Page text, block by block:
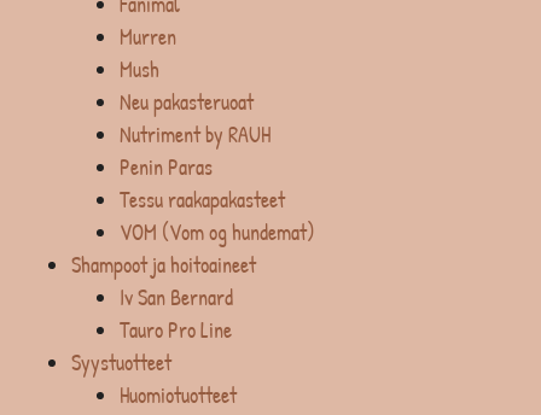
Murren
Mush
Neu pakasteruoat
Nutriment by RAUH
Penin Paras
Tessu raakapakasteet
VOM (Vom og hundemat)
Shampoot ja hoitoaineet
Iv San Bernard
Tauro Pro Line
Syystuotteet
Huomiotuotteet